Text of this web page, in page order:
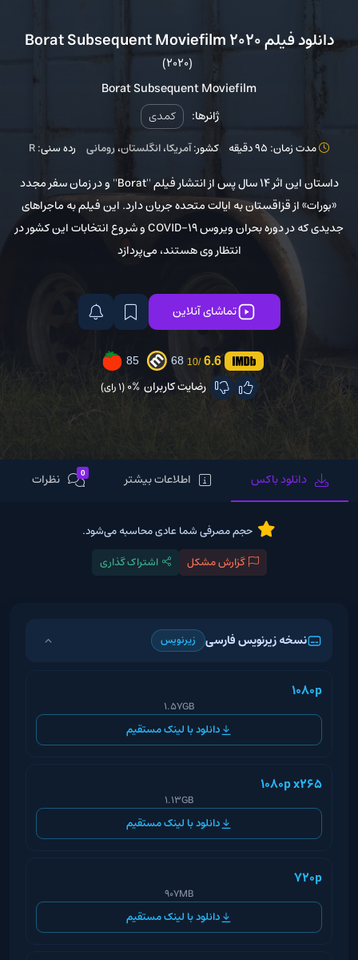
دانلود فیلم Borat Subsequent Moviefilm 2020
(2020)
Borat Subsequent Moviefilm
ژانرها: کمدی
مدت زمان: 95 دقیقه کشور:آمریکا،انگلستان،رومانی رده سنی:R
داستان این اثر 14 سال پس از انتشار فیلم ''Borat'' و در زمان سفر مجدد
«بورات» از قزاقستان به ایالت متحده جریان دارد. این فیلم به ماجراهای
جدیدی که در دوره بحران ویروس COVID-19 و شروع انتخابات این کشور در
انتظار وی هستند، می‌پردازد
تماشای آنلاین
6.6
/10
68
85
رضایت کاربران 0% (1 رای)
دانلود باکس اطلاعات بیشتر 0 نظرات
حجم مصرفی شما عادی محاسبه می‌شود.
گزارش مشکل
اشتراک گذاری
نسخه زیرنویس فارسی زیرنویس
1080p
1.57GB
دانلود با لینک مستقیم
1080p x265
1.13GB
دانلود با لینک مستقیم
720p
907MB
دانلود با لینک مستقیم